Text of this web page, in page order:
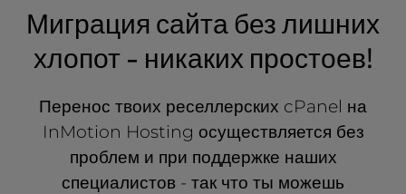
Миграция сайта без лишних
хлопот - никаких простоев!
Перенос твоих реселлерских cPanel на
InMotion Hosting осуществляется без
проблем и при поддержке наших
специалистов - так что ты можешь